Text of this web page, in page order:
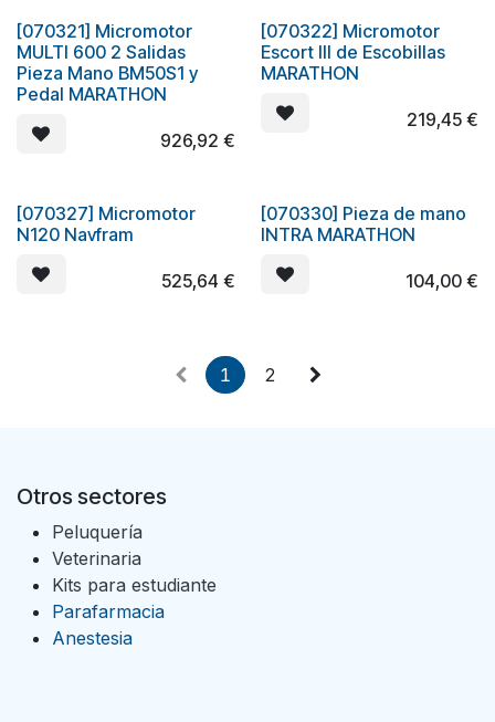
[070321] Micromotor
MULTI 600 2 Salidas
Pieza Mano BM50S1 y
Pedal MARATHON
926,92 €
[070322] Micromotor
Escort III de Escobillas
MARATHON
219,45 €
Oferta
[070327] Micromotor
N120 Navfram
525,64 €
[070330] Pieza de mano
INTRA MARATHON
104,00 €
1 2
Otros sectores
Peluquería
Veterinaria
Kits para estudiante
Parafarmacia
Anestesia